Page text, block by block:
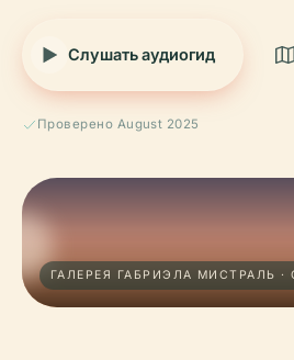
Слушать аудиогид
Проверено August 2025
ГАЛЕРЕЯ ГАБРИЭЛА МИСТРАЛЬ ·